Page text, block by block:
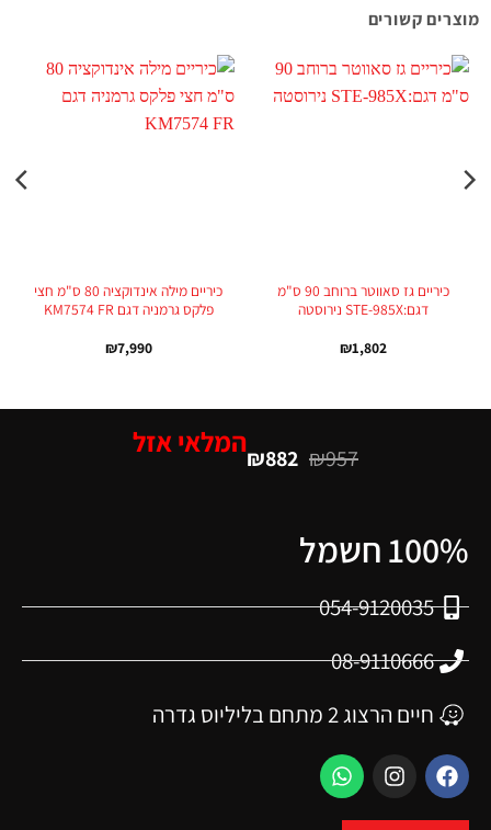
מוצרים קשורים
כיריים גז סאווטר ברוחב 90 ס"מ
דגם:STE-985X נירוסטה
₪1,802
כיריים מילה אינדוקציה 80 ס"מ חצי
פלקס גרמניה דגם KM7574 FR
₪7,990
₪957
₪882 המלאי אזל
100% חשמל
054-9120035
08-9110666
חיים הרצוג 2 מתחם בליליוס גדרה